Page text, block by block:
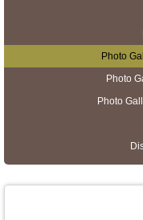
Photo
Photo
Photo